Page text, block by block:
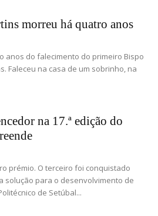
morreu há quatro anos
anos do falecimento do primeiro Bispo
Faleceu na casa de um sobrinho, na
na 17.ª edição do
prémio. O terceiro foi conquistado
solução para o desenvolvimento de
de Setúbal...